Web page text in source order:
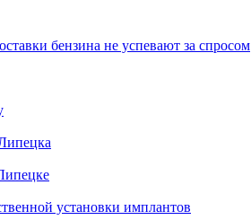
бензина не успевают за спросом
установки имплантов